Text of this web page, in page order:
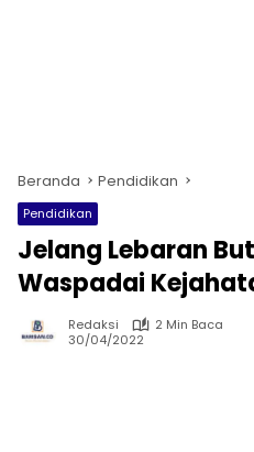
Beranda Pendidikan
Pendidikan
Jelang Lebaran
Waspadai
Redaksi
2 Min Baca
30/04/2022